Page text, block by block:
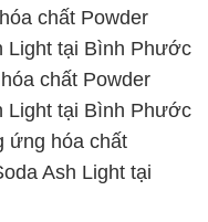
chất Powder
Light tại Bình Phước
chất Powder
Light tại Bình Phước
ứng hóa chất
Ash Light tại